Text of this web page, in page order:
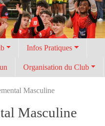
Infos Pratiques
Organisation du Club
Masculine
Masculine